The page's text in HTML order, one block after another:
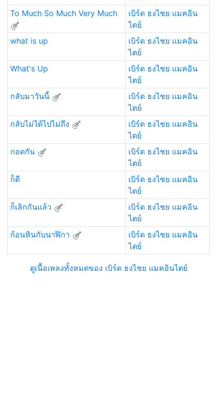
To Much So Much Very Much
เบิร์ด ธงไชย แมคอิน
ไตย์
what is up
เบิร์ด ธงไชย แมคอิน
ไตย์
What's Up
เบิร์ด ธงไชย แมคอิน
ไตย์
กลับมาวันนี้
เบิร์ด ธงไชย แมคอิน
ไตย์
กลับไม่ได้ไปไม่ถึง
เบิร์ด ธงไชย แมคอิน
ไตย์
กอดกัน
เบิร์ด ธงไชย แมคอิน
ไตย์
ก็ดี
เบิร์ด ธงไชย แมคอิน
ไตย์
ก็เลิกกันแล้ว
เบิร์ด ธงไชย แมคอิน
ไตย์
ก้อนหินกับนาฬิกา
เบิร์ด ธงไชย แมคอิน
ไตย์
ดูเนื้อเพลงทั้งหมดของ เบิร์ด ธงไชย แมคอินไตย์